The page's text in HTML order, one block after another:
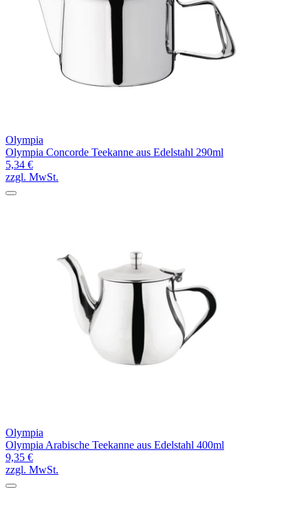
Olympia
Olympia Concorde Teekanne aus Edelstahl 290ml
5,34 €
zzgl. MwSt.
Olympia
Olympia Arabische Teekanne aus Edelstahl 400ml
9,35 €
zzgl. MwSt.